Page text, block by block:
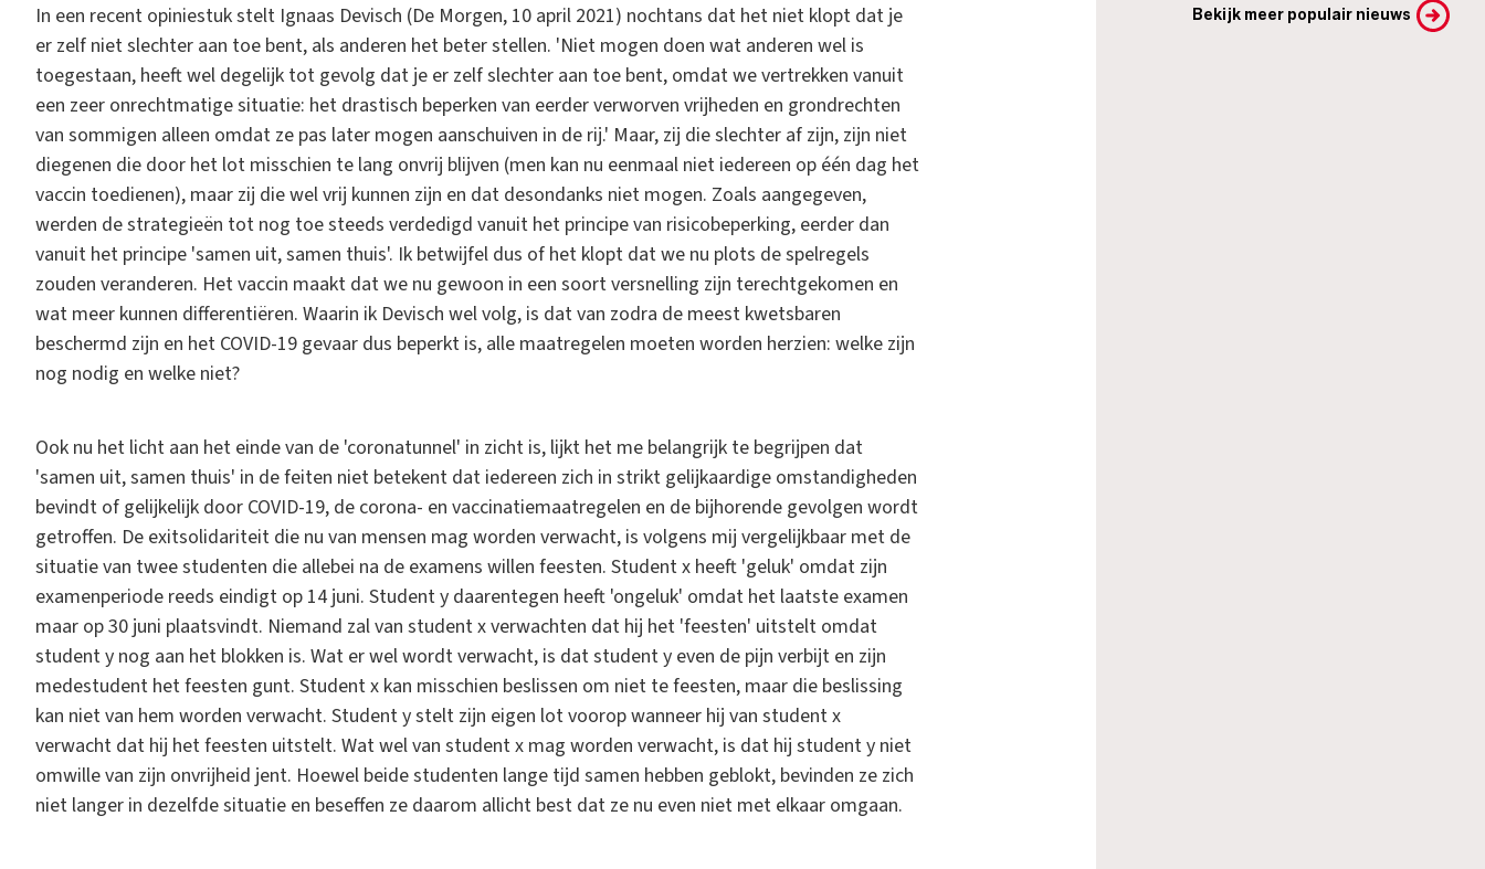
In een recent opiniestuk stelt Ignaas Devisch (De Morgen, 10 april 2021) nochtans dat het niet klopt dat je
er zelf niet slechter aan toe bent, als anderen het beter stellen. 'Niet mogen doen wat anderen wel is
toegestaan, heeft wel degelijk tot gevolg dat je er zelf slechter aan toe bent, omdat we vertrekken vanuit
een zeer onrechtmatige situatie: het drastisch beperken van eerder verworven vrijheden en grondrechten
van sommigen alleen omdat ze pas later mogen aanschuiven in de rij.' Maar, zij die slechter af zijn, zijn niet
diegenen die door het lot misschien te lang onvrij blijven (men kan nu eenmaal niet iedereen op één dag het
vaccin toedienen), maar zij die wel vrij kunnen zijn en dat desondanks niet mogen. Zoals aangegeven,
werden de strategieën tot nog toe steeds verdedigd vanuit het principe van risicobeperking, eerder dan
vanuit het principe 'samen uit, samen thuis'. Ik betwijfel dus of het klopt dat we nu plots de spelregels
zouden veranderen. Het vaccin maakt dat we nu gewoon in een soort versnelling zijn terechtgekomen en
wat meer kunnen differentiëren. Waarin ik Devisch wel volg, is dat van zodra de meest kwetsbaren
beschermd zijn en het COVID-19 gevaar dus beperkt is, alle maatregelen moeten worden herzien: welke zijn
nog nodig en welke niet?
Ook nu het licht aan het einde van de 'coronatunnel' in zicht is, lijkt het me belangrijk te begrijpen dat
'samen uit, samen thuis' in de feiten niet betekent dat iedereen zich in strikt gelijkaardige omstandigheden
bevindt of gelijkelijk door COVID-19, de corona- en vaccinatiemaatregelen en de bijhorende gevolgen wordt
getroffen. De exitsolidariteit die nu van mensen mag worden verwacht, is volgens mij vergelijkbaar met de
situatie van twee studenten die allebei na de examens willen feesten. Student x heeft 'geluk' omdat zijn
examenperiode reeds eindigt op 14 juni. Student y daarentegen heeft 'ongeluk' omdat het laatste examen
maar op 30 juni plaatsvindt. Niemand zal van student x verwachten dat hij het 'feesten' uitstelt omdat
student y nog aan het blokken is. Wat er wel wordt verwacht, is dat student y even de pijn verbijt en zijn
medestudent het feesten gunt. Student x kan misschien beslissen om niet te feesten, maar die beslissing
kan niet van hem worden verwacht. Student y stelt zijn eigen lot voorop wanneer hij van student x
verwacht dat hij het feesten uitstelt. Wat wel van student x mag worden verwacht, is dat hij student y niet
omwille van zijn onvrijheid jent. Hoewel beide studenten lange tijd samen hebben geblokt, bevinden ze zich
niet langer in dezelfde situatie en beseffen ze daarom allicht best dat ze nu even niet met elkaar omgaan.
Bekijk meer populair nieuws